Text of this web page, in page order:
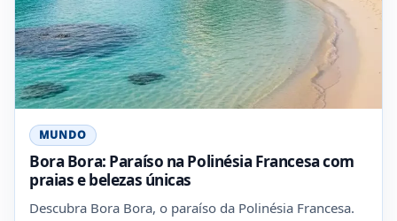
MUNDO
Bora Bora: Paraíso na Polinésia Francesa com
praias e belezas únicas
Descubra Bora Bora, o paraíso da Polinésia Francesa.